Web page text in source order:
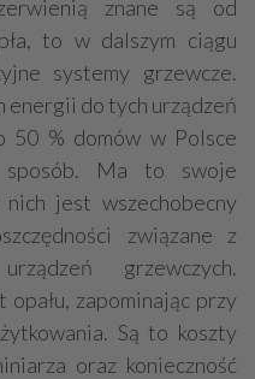
energooszczędne
Systemy odwodnień
instalacje
Hydrotechnika
centralne
znane są od
to w dalszym ciągu
systemy grzewcze.
energii do tych urządzeń
50 % domów w Polsce
Ma to swoje
jest wszechobecny
związane z
grzewczych.
zapominając przy
Są to koszty
oraz konieczność